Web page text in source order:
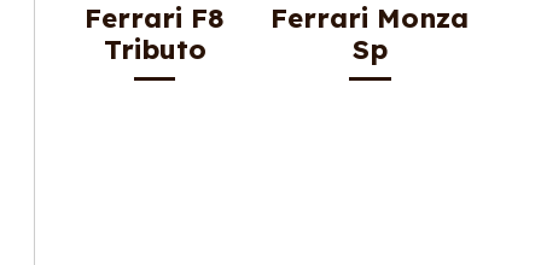
Ferrari F8
Tributo
Ferrari Monza
Sp